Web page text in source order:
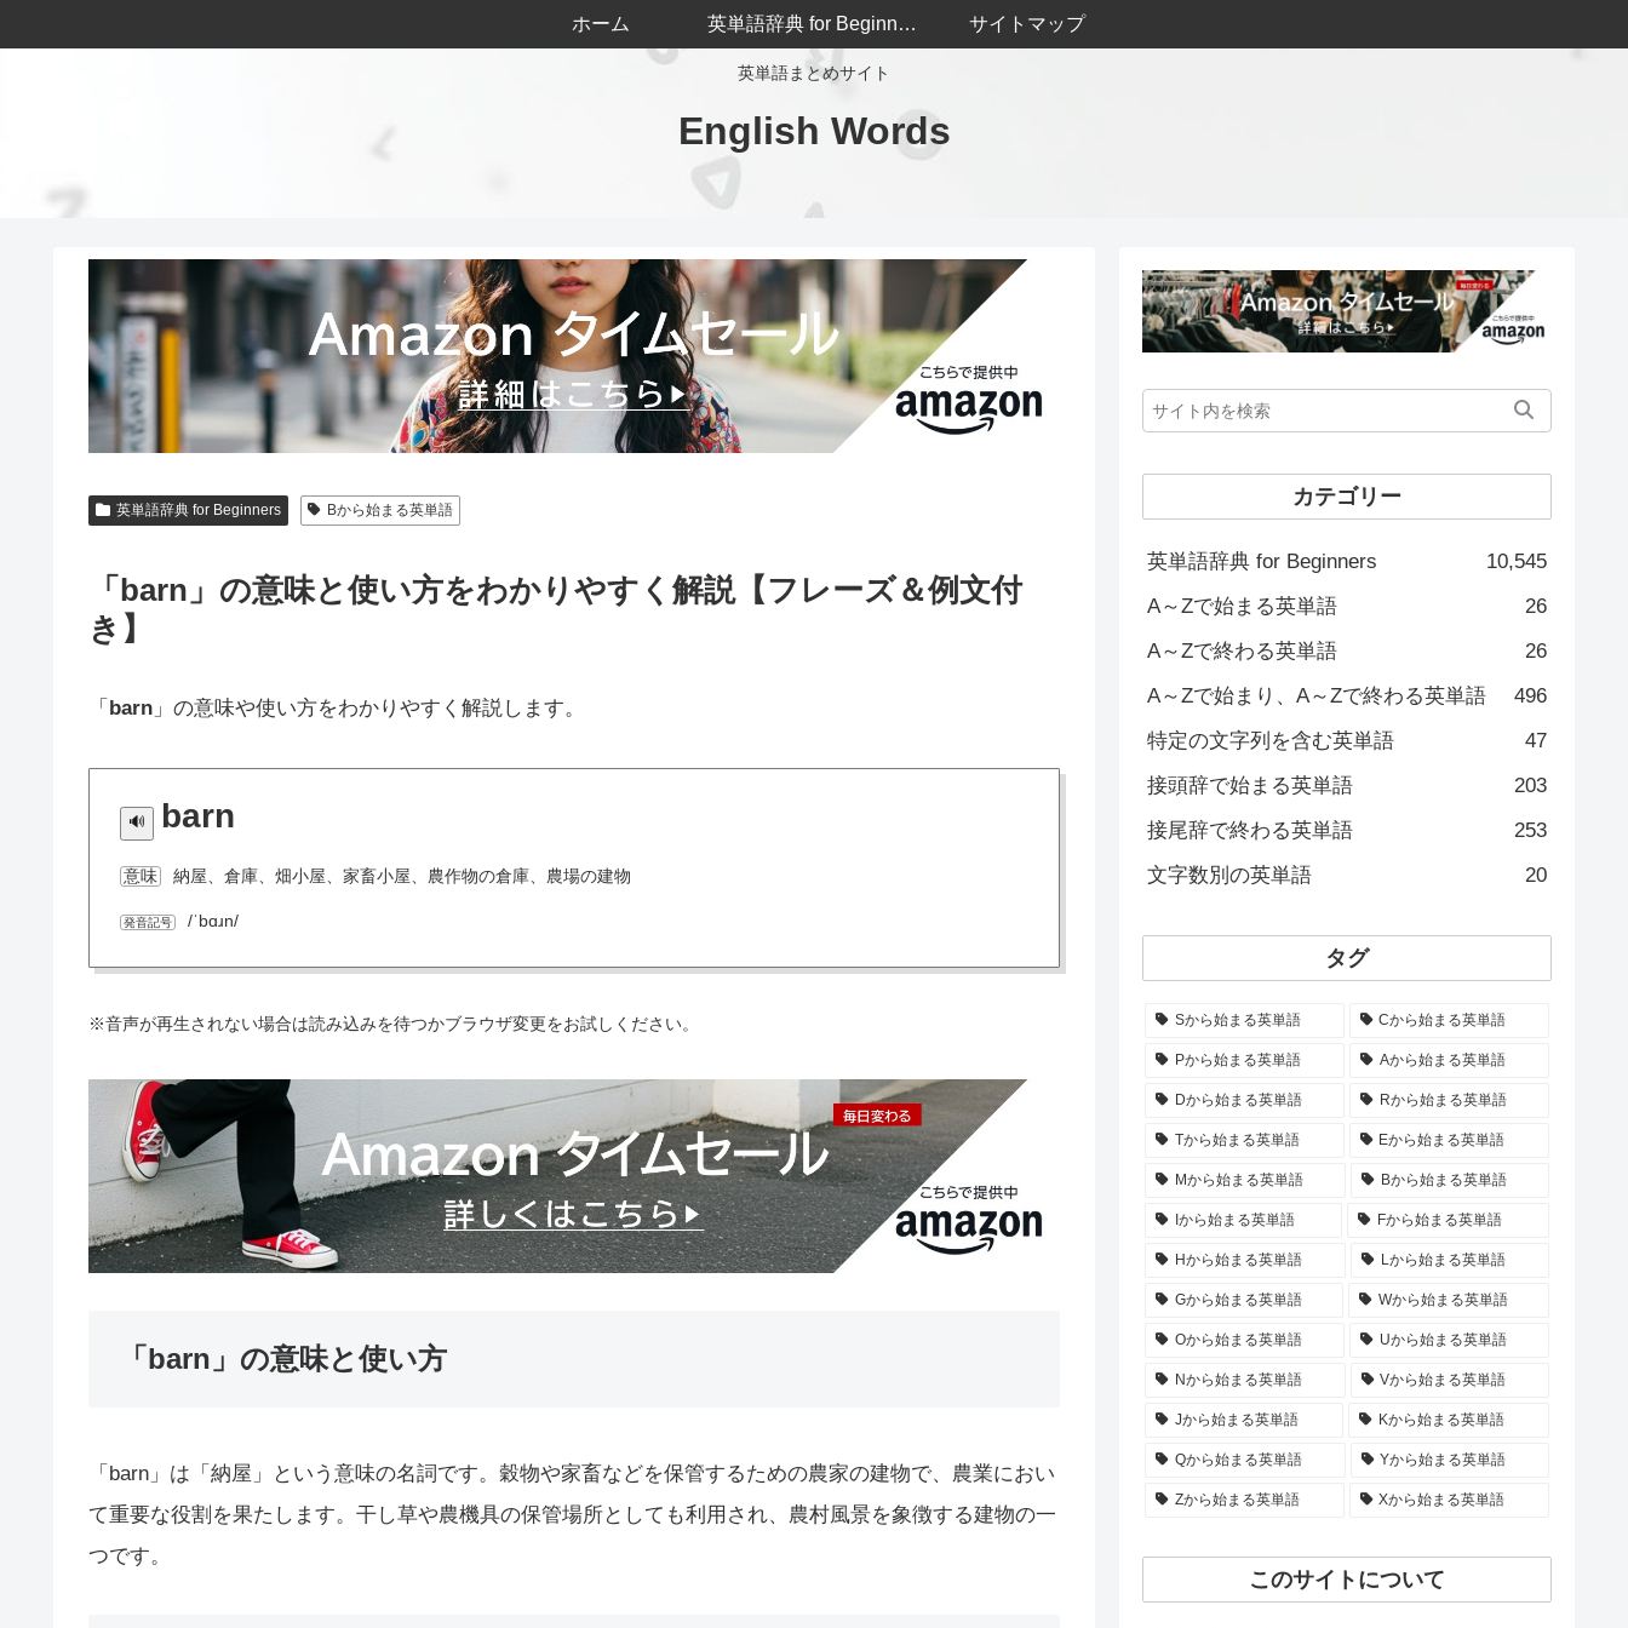
英単語まとめサイト
English Words
ホーム 英単語辞典 for Beginners サイトマップ
英単語辞典 for Beginners Bから始まる英単語
「barn」の意味と使い方をわかりやすく解説【フレーズ＆例文付
き】
「 barn 」の意味や使い方をわかりやすく解説します。
barn
意味 納屋、倉庫、畑小屋、家畜小屋、農作物の倉庫、農場の建物
発音記号 /ˈbɑɹn/
※音声が再生されない場合は読み込みを待つかブラウザ変更をお試しください。
「barn」の意味と使い方
「barn」は「納屋」という意味の名詞です。穀物や家畜などを保管するための農家の建物で、農業におい
て重要な役割を果たします。干し草や農機具の保管場所としても利用され、農村風景を象徴する建物の一
つです。
カテゴリー
英単語辞典 for Beginners
10,545
A～Zで始まる英単語
26
A～Zで終わる英単語
26
A～Zで始まり、A～Zで終わる英単語
496
特定の文字列を含む英単語
47
接頭辞で始まる英単語
203
接尾辞で終わる英単語
253
文字数別の英単語
20
タグ
Sから始まる英単語 Cから始まる英単語
Pから始まる英単語 Aから始まる英単語
Dから始まる英単語 Rから始まる英単語
Tから始まる英単語 Eから始まる英単語
Mから始まる英単語 Bから始まる英単語
Iから始まる英単語 Fから始まる英単語
Hから始まる英単語 Lから始まる英単語
Gから始まる英単語 Wから始まる英単語
Oから始まる英単語 Uから始まる英単語
Nから始まる英単語 Vから始まる英単語
Jから始まる英単語 Kから始まる英単語
Qから始まる英単語 Yから始まる英単語
Zから始まる英単語 Xから始まる英単語
このサイトについて